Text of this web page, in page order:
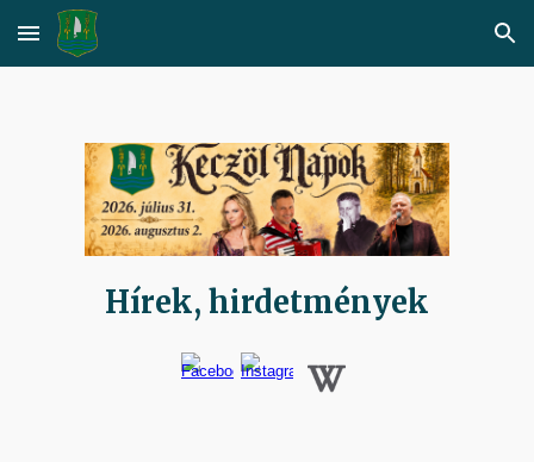
Skip to main content Skip to navigation
Hírek, hirdetmények